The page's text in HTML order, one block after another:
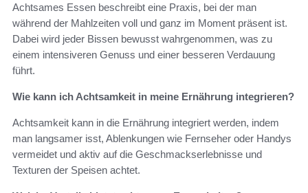
Achtsames Essen beschreibt eine Praxis, bei der man
während der Mahlzeiten voll und ganz im Moment präsent ist.
Dabei wird jeder Bissen bewusst wahrgenommen, was zu
einem intensiveren Genuss und einer besseren Verdauung
führt.
Wie kann ich Achtsamkeit in meine Ernährung integrieren?
Achtsamkeit kann in die Ernährung integriert werden, indem
man langsamer isst, Ablenkungen wie Fernseher oder Handys
vermeidet und aktiv auf die Geschmackserlebnisse und
Texturen der Speisen achtet.